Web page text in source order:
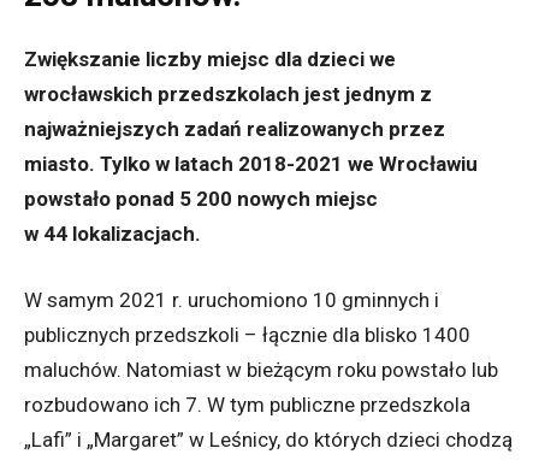
Zwiększanie liczby miejsc dla dzieci we
wrocławskich przedszkolach jest jednym z
najważniejszych zadań realizowanych przez
miasto. Tylko w latach 2018-2021 we Wrocławiu
powstało ponad 5 200 nowych miejsc
w 44 lokalizacjach.
W samym 2021 r. uruchomiono 10 gminnych i
publicznych przedszkoli – łącznie dla blisko 1400
maluchów. Natomiast w bieżącym roku powstało lub
rozbudowano ich 7. W tym publiczne przedszkola
„Lafi” i „Margaret” w Leśnicy, do których dzieci chodzą